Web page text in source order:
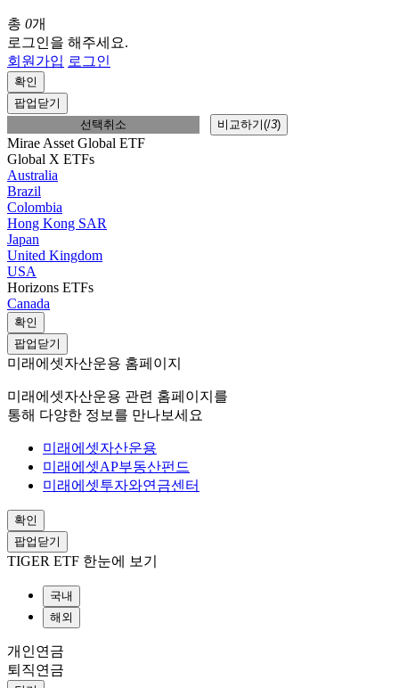
총 0개
로그인을 해주세요.
회원가입 로그인
확인
팝업닫기
선택취소
비교하기(/3)
Mirae Asset Global ETF
Global X ETFs
Australia
Brazil
Colombia
Hong Kong SAR
Japan
United Kingdom
USA
Horizons ETFs
Canada
확인
팝업닫기
미래에셋자산운용 홈페이지
미래에셋자산운용 관련 홈페이지를
통해 다양한 정보를 만나보세요
미래에셋자산운용
미래에셋AP부동산펀드
미래에셋투자와연금센터
확인
팝업닫기
TIGER ETF 한눈에 보기
국내
해외
개인연금
퇴직연금